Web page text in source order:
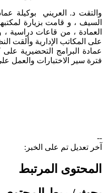
والتقت د. العريني بوكيلة
السيف ، و قامت بزيارة
العمادة ، من قاعات دراسية
على المكاتب الإدارية وألقت
عمادة البرامج التحضيرية
فترة سير الاختبارات والعمل على
--
آخر تعديل تم على الخبر:
المحتوى المرتبط